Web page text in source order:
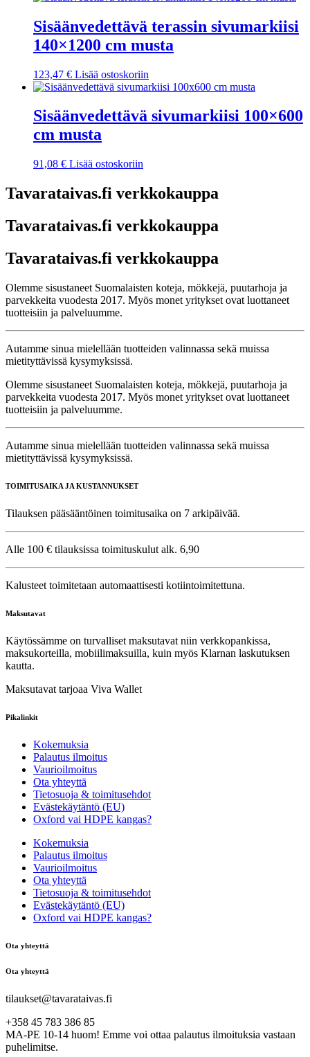
Sisäänvedettävä terassin sivumarkiisi
140×1200 cm musta
123,47 € Lisää ostoskoriin
Sisäänvedettävä sivumarkiisi 100×600
cm musta
91,08 € Lisää ostoskoriin
Tavarataivas.fi verkkokauppa
Tavarataivas.fi verkkokauppa
Tavarataivas.fi verkkokauppa
Olemme sisustaneet Suomalaisten koteja, mökkejä, puutarhoja ja
parvekkeita vuodesta 2017. Myös monet yritykset ovat luottaneet
tuotteisiin ja palveluumme.
Autamme sinua mielellään tuotteiden valinnassa sekä muissa
mietityttävissä kysymyksissä.
Olemme sisustaneet Suomalaisten koteja, mökkejä, puutarhoja ja
parvekkeita vuodesta 2017. Myös monet yritykset ovat luottaneet
tuotteisiin ja palveluumme.
Autamme sinua mielellään tuotteiden valinnassa sekä muissa
mietityttävissä kysymyksissä.
TOIMITUSAIKA JA KUSTANNUKSET
Tilauksen pääsääntöinen toimitusaika on 7 arkipäivää.
Alle 100 € tilauksissa toimituskulut alk. 6,90
Kalusteet toimitetaan automaattisesti kotiintoimitettuna.
Maksutavat
Käytössämme on turvalliset maksutavat niin verkkopankissa,
maksukorteilla, mobiilimaksuilla, kuin myös Klarnan laskutuksen
kautta.
Maksutavat tarjoaa Viva Wallet
Pikalinkit
Kokemuksia
Palautus ilmoitus
Vaurioilmoitus
Ota yhteyttä
Tietosuoja & toimitusehdot
Evästekäytäntö (EU)
Oxford vai HDPE kangas?
Kokemuksia
Palautus ilmoitus
Vaurioilmoitus
Ota yhteyttä
Tietosuoja & toimitusehdot
Evästekäytäntö (EU)
Oxford vai HDPE kangas?
Ota yhteyttä
Ota yhteyttä
tilaukset@tavarataivas.fi
+358 45 783 386 85
MA-PE 10-14 huom! Emme voi ottaa palautus ilmoituksia vastaan
puhelimitse.